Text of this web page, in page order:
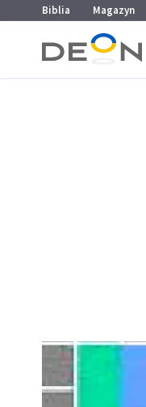
Przejdź do menu głównego
Przejdź do treści
Biblia Magazyn